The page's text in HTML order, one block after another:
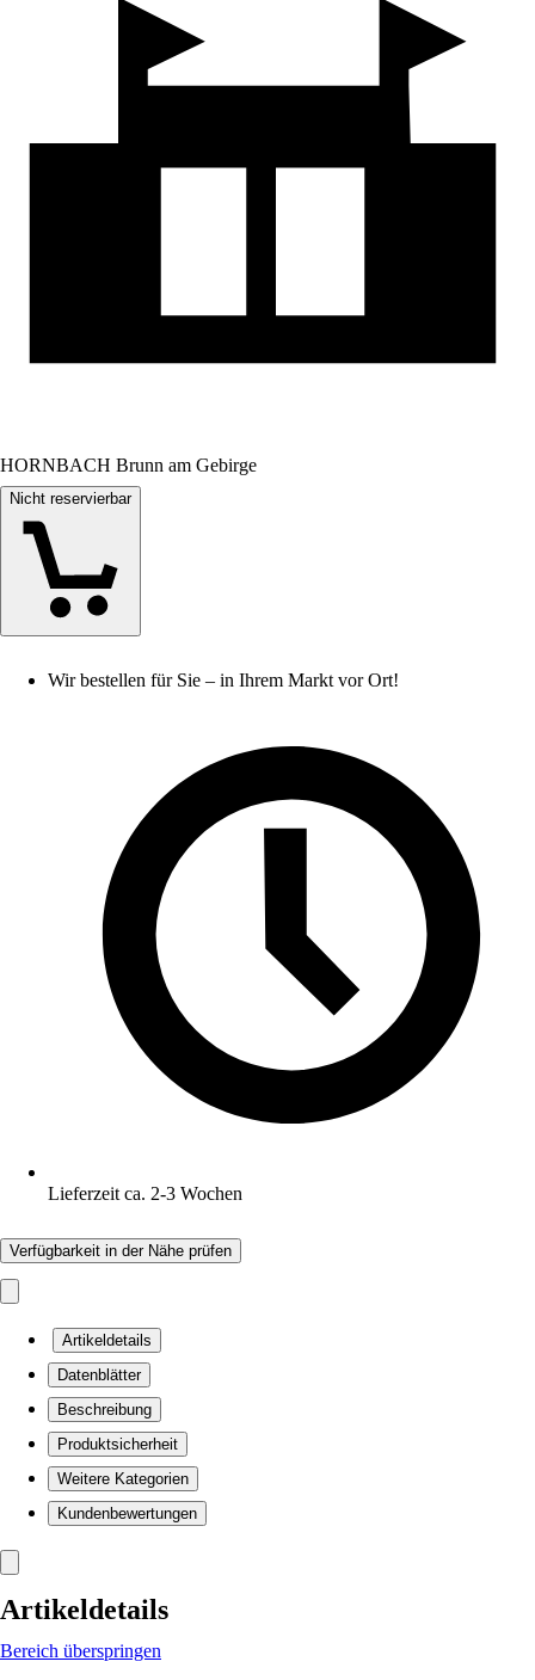
HORNBACH Brunn am Gebirge
Nicht reservierbar
Wir bestellen für Sie – in Ihrem Markt vor Ort!
Lieferzeit ca. 2-3 Wochen
Verfügbarkeit in der Nähe prüfen
Artikeldetails
Datenblätter
Beschreibung
Produktsicherheit
Weitere Kategorien
Kundenbewertungen
Artikeldetails
Bereich überspringen